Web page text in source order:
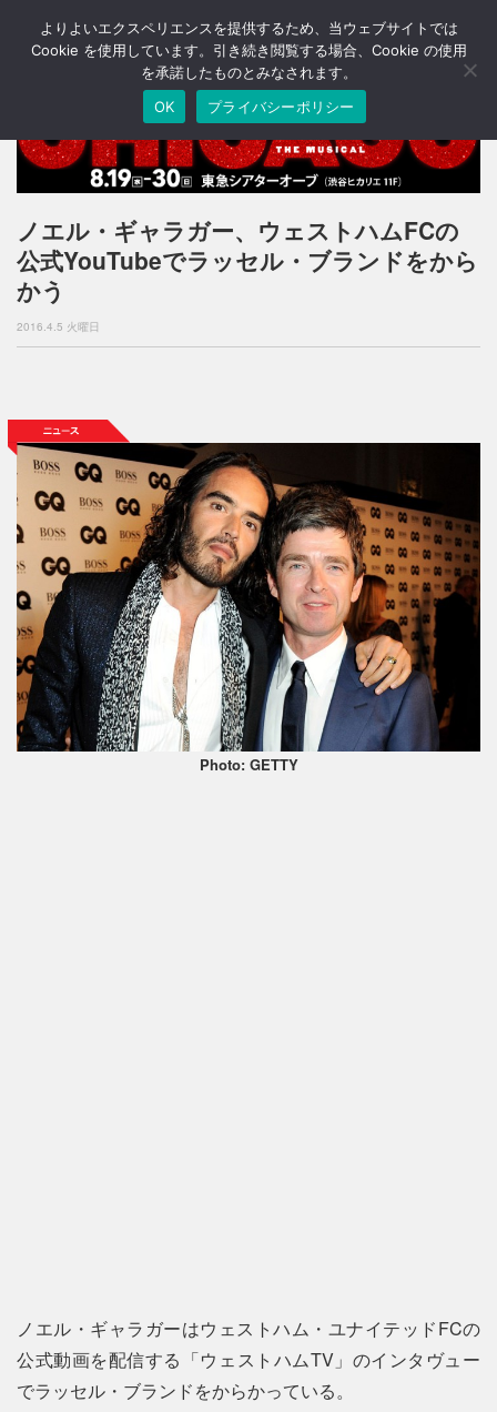
T
o
n
v
g
a
n
ノエル・ギャラガー、ウェストハムFCの
公式YouTubeでラッセル・ブランドをから
かう
2016.4.5 火曜日
Photo: GETTY
ノエル・ギャラガーはウェストハム・ユナイテッドFCの
公式動画を配信する「ウェストハムTV」のインタヴュー
でラッセル・ブランドをからかっている。
よりよいエクスペリエンスを提供するため、当ウェブサイトでは
Cookie を使用しています。引き続き閲覧する場合、Cookie の使用
を承諾したものとみなされます。
OK
プライバシーポリシー